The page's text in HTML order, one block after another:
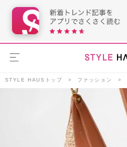
STYLE HAUSトップ ファッション